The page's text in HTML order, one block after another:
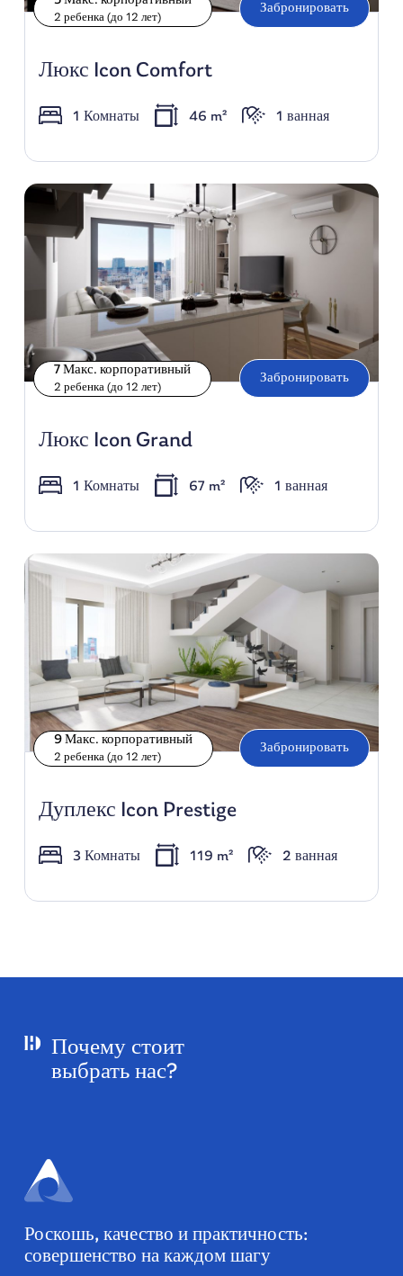
2 ребенка (до 12 лет)
Забронировать
Люкс Icon Comfort
1 Комнаты 46 m² 1 ванная
7 Макс. корпоративный
2 ребенка (до 12 лет)
Забронировать
Люкс Icon Grand
1 Комнаты 67 m² 1 ванная
9 Макс. корпоративный
2 ребенка (до 12 лет)
Забронировать
Дуплекс Icon Prestige
3 Комнаты 119 m² 2 ванная
Почему стоит
выбрать нас?
Роскошь, качество и практичность:
совершенство на каждом шагу